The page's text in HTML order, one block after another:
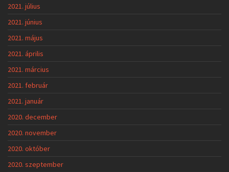
2021. július
2021. június
2021. május
2021. április
2021. március
2021. február
2021. január
2020. december
2020. november
2020. október
2020. szeptember